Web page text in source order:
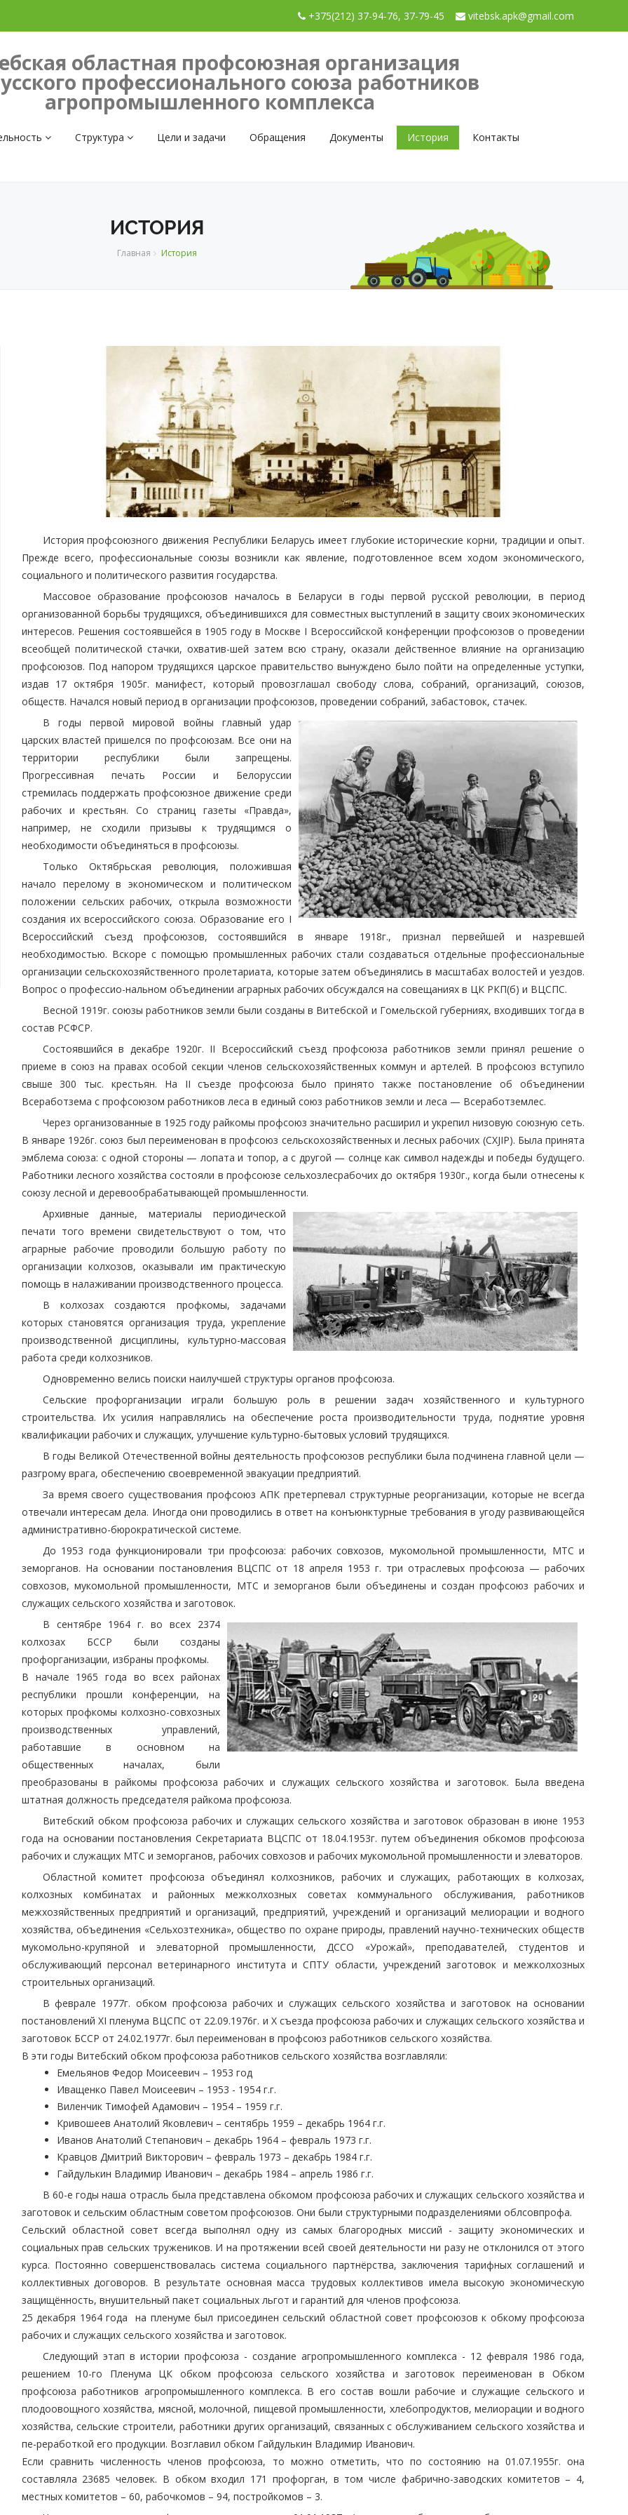
+375(212) 37-94-76, 37-79-45 vitebsk.apk@gmail.com
областная профсоюзная организация
профессионального союза работников
агропромышленного комплекса
Структура Цели и задачи Обращения Документы История Контакты
ИСТОРИЯ
Главная История
История профсоюзного движения Республики Беларусь имеет глубокие исторические корни, традиции и опыт.
Прежде всего, профессиональные союзы возникли как явление, подготовленное всем ходом экономического,
социального и политического развития государства.
Массовое образование профсоюзов началось в Беларуси в годы первой русской революции, в период
организованной борьбы трудящихся, объединившихся для совместных выступлений в защиту своих экономических
интересов. Решения состоявшейся в 1905 году в Москве I Всероссийской конференции профсоюзов о проведении
всеобщей политической стачки, охватив-шей затем всю страну, оказали действенное влияние на организацию
профсоюзов. Под напором трудящихся царское правительство вынуждено было пойти на определенные уступки,
издав 17 октября 1905г. манифест, который провозглашал свободу слова, собраний, организаций, союзов,
обществ. Начался новый период в организации профсоюзов, проведении собраний, забастовок, стачек.
В годы первой мировой войны главный удар
царских властей пришелся по профсоюзам. Все они на
территории республики были запрещены.
Прогрессивная печать России и Белоруссии
стремилась поддержать профсоюзное движение среди
рабочих и крестьян. Со страниц газеты «Правда»,
например, не сходили призывы к трудящимся о
необходимости объединяться в профсоюзы.
Только Октябрьская революция, положившая
начало перелому в экономическом и политическом
положении сельских рабочих, открыла возможности
создания их всероссийского союза. Образование его I
Всероссийский съезд профсоюзов, состоявшийся в январе 1918г., признал первейшей и назревшей
необходимостью. Вскоре с помощью промышленных рабочих стали создаваться отдельные профессиональные
организации сельскохозяйственного пролетариата, которые затем объединялись в масштабах волостей и уездов.
Вопрос о профессио-нальном объединении аграрных рабочих обсуждался на совещаниях в ЦК РКП(б) и ВЦСПС.
Весной 1919г. союзы работников земли были созданы в Витебской и Гомельской губерниях, входивших тогда в
состав РСФСР.
Состоявшийся в декабре 1920г. II Всероссийский съезд профсоюза работников земли принял решение о
приеме в союз на правах особой секции членов сельскохозяйственных коммун и артелей. В профсоюз вступило
свыше 300 тыс. крестьян. На II съезде профсоюза было принято также постановление об объединении
Всеработзема с профсоюзом работников леса в единый союз работников земли и леса — Всеработземлес.
Через организованные в 1925 году райкомы профсоюз значительно расширил и укрепил низовую союзную сеть.
В январе 1926г. союз был переименован в профсоюз сельскохозяйственных и лесных рабочих (CXJIP). Была принята
эмблема союза: с одной стороны — лопата и топор, а с другой — солнце как символ надежды и победы будущего.
Работники лесного хозяйства состояли в профсоюзе сельхозлесрабочих до октября 1930г., когда были отнесены к
союзу лесной и деревообрабатывающей промышленности.
Архивные данные, материалы периодической
печати того времени свидетельствуют о том, что
аграрные рабочие проводили большую работу по
организации колхозов, оказывали им практическую
помощь в налаживании производственного процесса.
В колхозах создаются профкомы, задачами
которых становятся организация труда, укрепление
производственной дисциплины, культурно-массовая
работа среди колхозников.
Одновременно велись поиски наилучшей структуры органов профсоюза.
Сельские профорганизации играли большую роль в решении задач хозяйственного и культурного
строительства. Их усилия направлялись на обеспечение роста производительности труда, поднятие уровня
квалификации рабочих и служащих, улучшение культурно-бытовых условий трудящихся.
В годы Великой Отечественной войны деятельность профсоюзов республики была подчинена главной цели —
разгрому врага, обеспечению своевременной эвакуации предприятий.
За время своего существования профсоюз АПК претерпевал структурные реорганизации, которые не всегда
отвечали интересам дела. Иногда они проводились в ответ на конъюнктурные требования в угоду развивающейся
административно-бюрократической системе.
До 1953 года функционировали три профсоюза: рабочих совхозов, мукомольной промышленности, МТС и
земорганов. На основании постановления ВЦСПС от 18 апреля 1953 г. три отраслевых профсоюза — рабочих
совхозов, мукомольной промышленности, МТС и земорганов были объединены и создан профсоюз рабочих и
служащих сельского хозяйства и заготовок.
В сентябре 1964 г. во всех 2374
колхозах БССР были созданы
профорганизации, избраны профкомы.
В начале 1965 года во всех районах
республики прошли конференции, на
которых профкомы колхозно-совхозных
производственных управлений,
работавшие в основном на
общественных началах, были
преобразованы в райкомы профсоюза рабочих и служащих сельского хозяйства и заготовок. Была введена
штатная должность председателя райкома профсоюза.
Витебский обком профсоюза рабочих и служащих сельского хозяйства и заготовок образован в июне 1953
года на основании постановления Секретариата ВЦСПС от 18.04.1953г. путем объединения обкомов профсоюза
рабочих и служащих МТС и земорганов, рабочих совхозов и рабочих мукомольной промышленности и элеваторов.
Областной комитет профсоюза объединял колхозников, рабочих и служащих, работающих в колхозах,
колхозных комбинатах и районных межколхозных советах коммунального обслуживания, работников
межхозяйственных предприятий и организаций, предприятий, учреждений и организаций мелиорации и водного
хозяйства, объединения «Сельхозтехника», общество по охране природы, правлений научно-технических обществ
мукомольно-крупяной и элеваторной промышленности, ДССО «Урожай», преподавателей, студентов и
обслуживающий персонал ветеринарного института и СПТУ области, учреждений заготовок и межколхозных
строительных организаций.
В феврале 1977г. обком профсоюза рабочих и служащих сельского хозяйства и заготовок на основании
постановлений ХІ пленума ВЦСПС от 22.09.1976г. и Х съезда профсоюза рабочих и служащих сельского хозяйства и
заготовок БССР от 24.02.1977г. был переименован в профсоюз работников сельского хозяйства.
В эти годы Витебский обком профсоюза работников сельского хозяйства возглавляли:
Емельянов Федор Моисеевич – 1953 год
Иващенко Павел Моисеевич – 1953 - 1954 г.г.
Виленчик Тимофей Адамович – 1954 – 1959 г.г.
Кривошеев Анатолий Яковлевич – сентябрь 1959 – декабрь 1964 г.г.
Иванов Анатолий Степанович – декабрь 1964 – февраль 1973 г.г.
Кравцов Дмитрий Викторович – февраль 1973 – декабрь 1984 г.г.
Гайдулькин Владимир Иванович – декабрь 1984 – апрель 1986 г.г.
В 60-е годы наша отрасль была представлена обкомом профсоюза рабочих и служащих сельского хозяйства и
заготовок и сельским областным советом профсоюзов. Они были структурными подразделениями облсовпрофа.
Сельский областной совет всегда выполнял одну из самых благородных миссий - защиту экономических и
социальных прав сельских тружеников. И на протяжении всей своей деятельности ни разу не отклонился от этого
курса. Постоянно совершенствовалась система социального партнёрства, заключения тарифных соглашений и
коллективных договоров. В результате основная масса трудовых коллективов имела высокую экономическую
защищённость, внушительный пакет социальных льгот и гарантий для членов профсоюза.
25 декабря 1964 года на пленуме был присоединен сельский областной совет профсоюзов к обкому профсоюза
рабочих и служащих сельского хозяйства и заготовок.
Следующий этап в истории профсоюза - создание агропромышленного комплекса - 12 февраля 1986 года,
решением 10-го Пленума ЦК обком профсоюза сельского хозяйства и заготовок переименован в Обком
профсоюза работников агропромышленного комплекса. В его состав вошли рабочие и служащие сельского и
плодоовощного хозяйства, мясной, молочной, пищевой промышленности, хлебопродуктов, мелиорации и водного
хозяйства, сельские строители, работники других организаций, связанных с обслуживанием сельского хозяйства и
пе-реработкой его продукции. Возглавил обком Гайдулькин Владимир Иванович.
Если сравнить численность членов профсоюза, то можно отметить, что по состоянию на 01.07.1955г. она
составляла 23685 человек. В обком входил 171 профорган, в том числе фабрично-заводских комитетов – 4,
местных комитетов – 60, рабочкомов – 94, постройкомов – 3.